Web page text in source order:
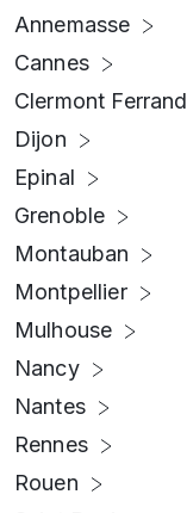
Annemasse
Cannes
Clermont Ferrand
Dijon
Epinal
Grenoble
Montauban
Montpellier
Mulhouse
Nancy
Nantes
Rennes
Rouen